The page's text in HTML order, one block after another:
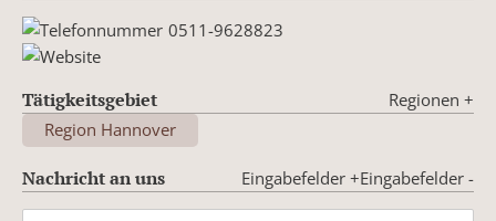
0511-9628823
Tätigkeitsgebiet Regionen +
Region Hannover
Nachricht an uns Eingabefelder -
Eingabefelder +